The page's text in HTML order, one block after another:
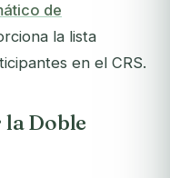
de
la lista
en el CRS.
Doble